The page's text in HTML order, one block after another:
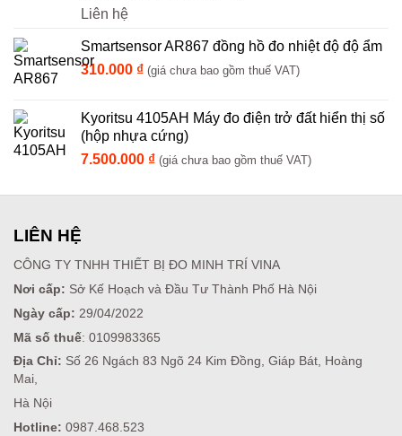
Liên hệ
Smartsensor AR867 đồng hồ đo nhiệt độ độ ẩm
310.000 ₫ (giá chưa bao gồm thuế VAT)
Kyoritsu 4105AH Máy đo điện trở đất hiển thị số
(hộp nhựa cứng)
7.500.000 ₫ (giá chưa bao gồm thuế VAT)
LIÊN HỆ
CÔNG TY TNHH THIẾT BỊ ĐO MINH TRÍ VINA
Nơi cấp: Sở Kế Hoạch và Đầu Tư Thành Phố Hà Nội
Ngày cấp: 29/04/2022
Mã số thuế: 0109983365
Địa Chỉ: Số 26 Ngách 83 Ngõ 24 Kim Đồng, Giáp Bát, Hoàng
Mai,
Hà Nội
Hotline: 0987.468.523